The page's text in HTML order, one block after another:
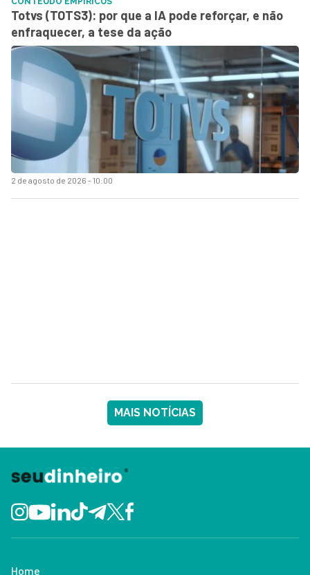
2 de agosto de 2026 - 10:00
Totvs (TOTS3): por que a IA pode reforçar, e não
enfraquecer, a tese da ação
MAIS NOTÍCIAS
Home